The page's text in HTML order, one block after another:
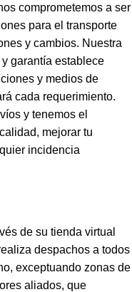
comprometemos a ser
para el transporte
y cambios. Nuestra
garantía establece
y medios de
cada requerimiento.
y tenemos el
mejorar tu
incidencia
de su tienda virtual
despachos a todos
exceptuando zonas de
aliados, que